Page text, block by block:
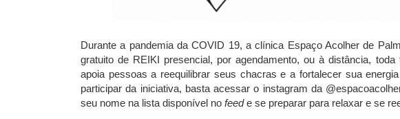
Durante a pandemia da COVID 19, a clínica Espaço Acolher de
gratuito de REIKI presencial, por agendamento, ou à distância,
apoia pessoas a reequilibrar seus chacras e a fortalecer sua
participar da iniciativa, basta acessar o instagram da
seu nome na lista disponível no feede se preparar para relaxar e se